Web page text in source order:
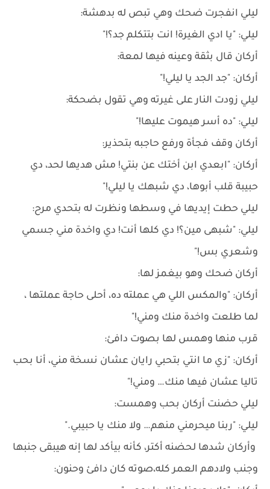
ليلي انفجرت ضحك وهي تبص له بدهشة:
ليلي: "يا ادي الغيرة! انت بتتكلم جد؟!"
أركان قال بثقة وعينه فيها لمعة:
أركان: "جد الجد يا ليلي!"
ليلي زودت النار على غيرته وهي تقول بضحكة:
ليلي: "ده أسر هيموت عليها!"
أركان وقف فجأة ورفع حاجبه بتحذير:
أركان: "ابعدي ابن أختك عن بنتي! مش هديها لحد، دي
حبيبة قلب أبوها، دي شبهك يا ليلي!"
ليلي حطت إيديها في وسطها ونظرت له بتحدي مرح:
ليلي: "شبهى مين؟! دي كلها أنت! دي واخدة مني جسمي
وشعري بس!"
أركان ضحك وهو بيغمز لها:
أركان: "والمكس اللي هي عملته ده، أحلى حاجة عملتها ،
لما طلعت واخدة منك ومني!"
قرب منها وهمس لها بصوت دافئ:
أركان: "زي ما انتي بتحبي رايان عشان نسخة مني، أنا بحب
تاليا عشان فيها منك… ومني!"
ليلي حضنت أركان بحب وهمست:
ليلي: "ربنا ميحرمني منهم… ولا منك يا حبيبي."
وأركان شدها لحضنه أكتر، كأنه بيأكد لها إنه هيبقى جنبها
وجنب ولادهم العمر كله،صوته كان دافئ وحنون: